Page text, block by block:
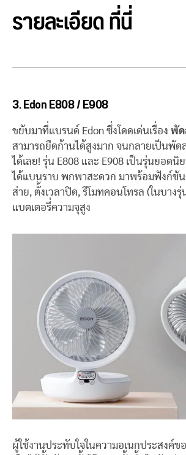
รายละเอียดที่นี่
3. Edon E808 / E908
ขยับมาที่แบรนด์ Edon ซึ่งโดดเด่นเรื่อง พัด
สามารถยืดก้านได้สูงมาก จนกลายเป็นพั
ได้เลย! รุ่น E808 และ E908 เป็นรุ่นยอดนิ
ได้แบนราบ พกพาสะดวก มาพร้อมฟังก์ชั
ส่าย, ตั้งเวลาปิด, รีโมทคอนโทรล (ในบาง
แบตเตอรี่ความจุสูง
ผู้ใช้งานประทับใจในความอเนกประสงค์ข